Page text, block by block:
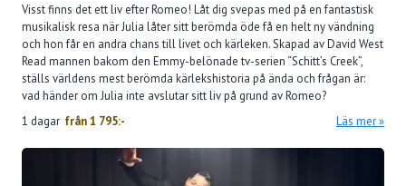
Visst finns det ett liv efter Romeo! Låt dig svepas med på en fantastisk
musikalisk resa när Julia låter sitt berömda öde få en helt ny vändning
och hon får en andra chans till livet och kärleken. Skapad av David West
Read mannen bakom den Emmy-belönade tv-serien “Schitt’s Creek”,
ställs världens mest berömda kärlekshistoria på ända och frågan är:
vad händer om Julia inte avslutar sitt liv på grund av Romeo?
1 dagar från1 795:- Läs mer